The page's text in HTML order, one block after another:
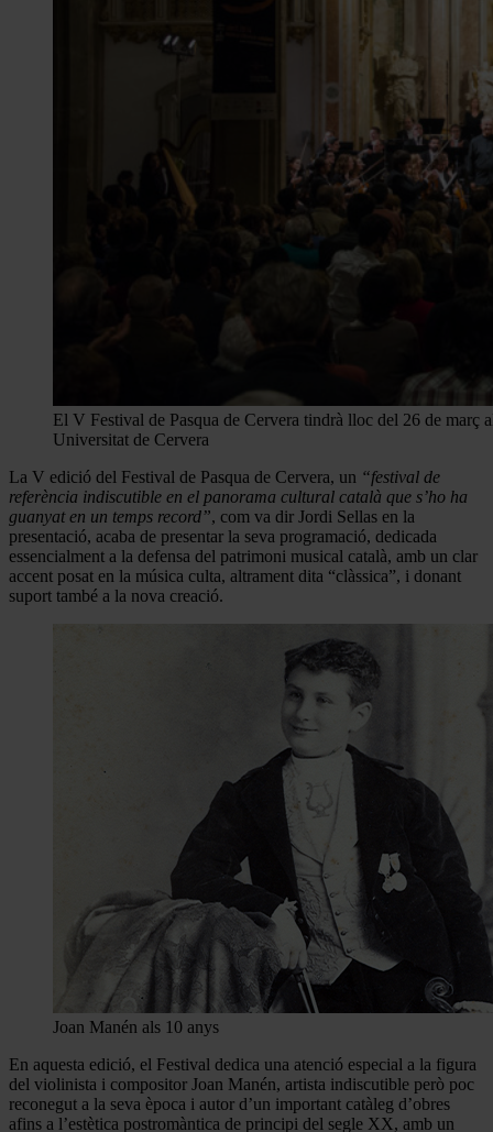
El V Festival de Pasqua de Cervera tindrà lloc del 26 de març
Universitat de Cervera
La V edició del Festival de Pasqua de Cervera, un “festival de
referència indiscutible en el panorama cultural català que s’ho ha
guanyat en un temps record”, com va dir Jordi Sellas en la
presentació, acaba de presentar la seva programació, dedicada
essencialment a la defensa del patrimoni musical català, amb un clar
accent posat en la música culta, altrament dita “clàssica”, i donant
suport també a la nova creació.
Joan Manén als 10 anys
En aquesta edició, el Festival dedica una atenció especial a la figura
del violinista i compositor Joan Manén, artista indiscutible però poc
reconegut a la seva època i autor d’un important catàleg d’obres
afins a l’estètica postromàntica de principi del segle XX, amb un